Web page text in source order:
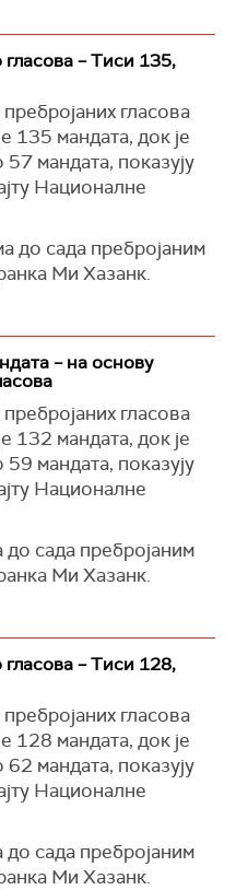
– Тиси 135,
гласова
135 мандата, док је
мандата, показују
Националне
до сада пребројаним
Ми Хазанк.
– на основу
гласова
132 мандата, док је
мандата, показују
Националне
сада пребројаним
Ми Хазанк.
– Тиси 128,
гласова
128 мандата, док је
мандата, показују
Националне
сада пребројаним
Ми Хазанк.